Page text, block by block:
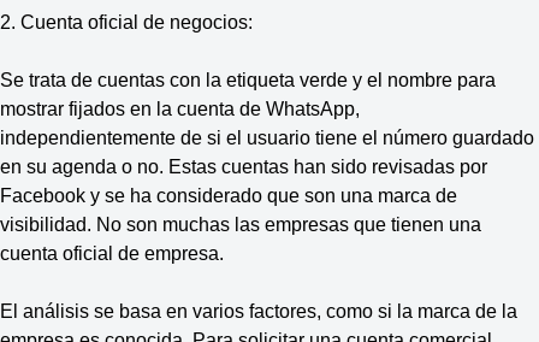
2. Cuenta oficial de negocios:
Se trata de cuentas con la etiqueta verde y el nombre para
mostrar fijados en la cuenta de WhatsApp,
independientemente de si el usuario tiene el número guardado
en su agenda o no. Estas cuentas han sido revisadas por
Facebook y se ha considerado que son una marca de
visibilidad. No son muchas las empresas que tienen una
cuenta oficial de empresa.
El análisis se basa en varios factores, como si la marca de la